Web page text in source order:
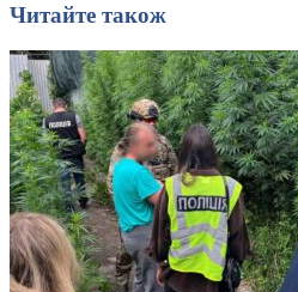
Читайте також